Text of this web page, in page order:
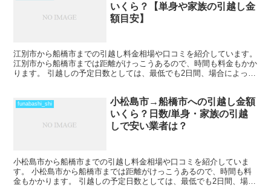
いくら？【単身や家族の引越し金
額目安】
江別市から船橋市までの引越し料金相場や口コミを紹介しています。
江別市から船橋市までは距離がけっこうあるので、時間も料金もかか
ります。 引越しの予定日数としては、最低でも2日間、場合によって
funabashi_shi
小松島市→船橋市への引越し金額
いくら？日数/単身・家族の引越
しで安い業者は？
小松島市から船橋市までの引越し料金相場や口コミを紹介していま
す。 小松島市から船橋市までは距離がけっこうあるので、時間も料
金もかかります。 引越しの予定日数としては、最低でも2日間、場合